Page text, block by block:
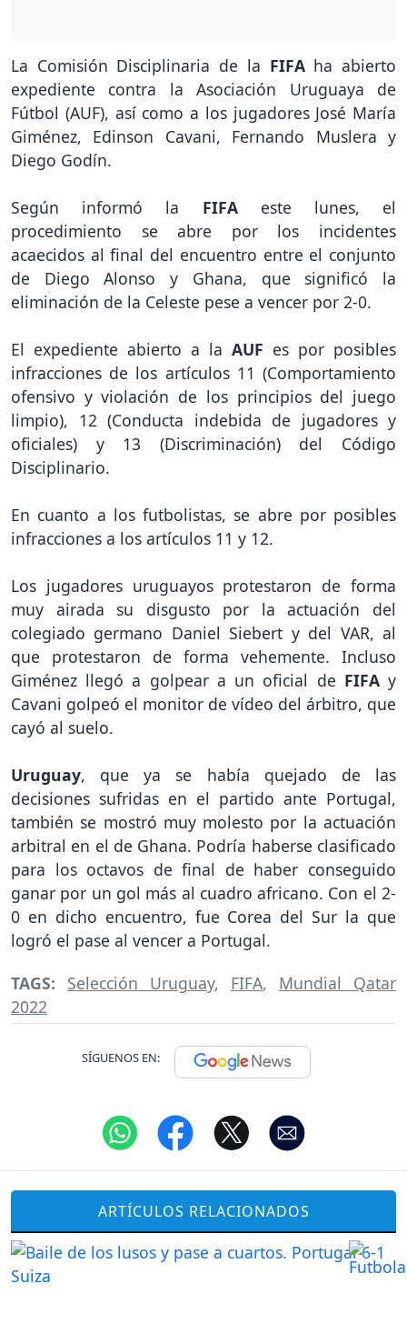
La Comisión Disciplinaria de la FIFA ha abierto
expediente contra la Asociación Uruguaya de
Fútbol (AUF), así como a los jugadores José María
Giménez, Edinson Cavani, Fernando Muslera y
Diego Godín.
Según informó la FIFA este lunes, el
procedimiento se abre por los incidentes
acaecidos al final del encuentro entre el conjunto
de Diego Alonso y Ghana, que significó la
eliminación de la Celeste pese a vencer por 2-0.
El expediente abierto a la AUF es por posibles
infracciones de los artículos 11 (Comportamiento
ofensivo y violación de los principios del juego
limpio), 12 (Conducta indebida de jugadores y
oficiales) y 13 (Discriminación) del Código
Disciplinario.
En cuanto a los futbolistas, se abre por posibles
infracciones a los artículos 11 y 12.
Los jugadores uruguayos protestaron de forma
muy airada su disgusto por la actuación del
colegiado germano Daniel Siebert y del VAR, al
que protestaron de forma vehemente. Incluso
Giménez llegó a golpear a un oficial de FIFAy
Cavani golpeó el monitor de vídeo del árbitro, que
cayó al suelo.
Uruguay, que ya se había quejado de las
decisiones sufridas en el partido ante Portugal,
también se mostró muy molesto por la actuación
arbitral en el de Ghana. Podría haberse clasificado
para los octavos de final de haber conseguido
ganar por un gol más al cuadro africano. Con el 2-
0 en dicho encuentro, fue Corea del Sur la que
logró el pase al vencer a Portugal.
TAGS: Selección Uruguay, FIFA, Mundial Qatar
2022
SÍGUENOS EN:
ARTÍCULOS RELACIONADOS